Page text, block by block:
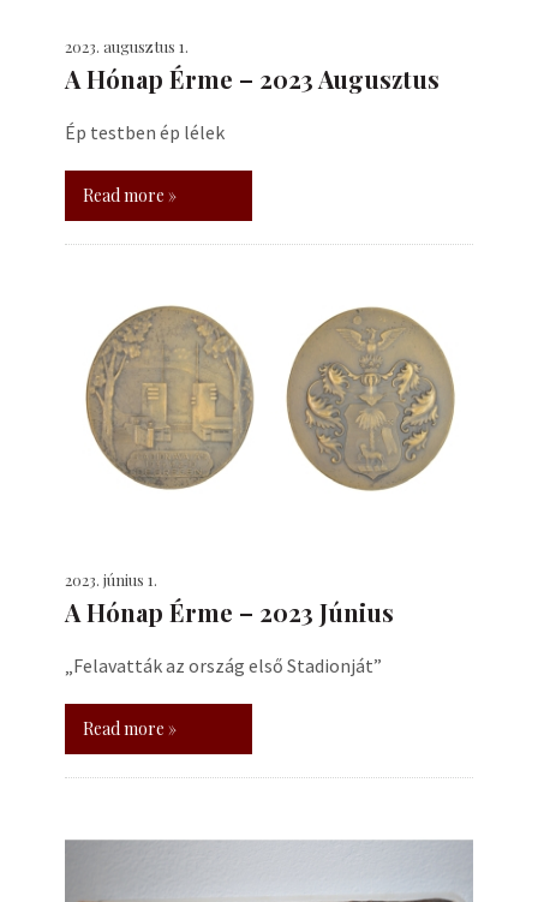
2023. augusztus 1.
A Hónap Érme – 2023 Augusztus
Ép testben ép lélek
Read more »
2023. június 1.
A Hónap Érme – 2023 Június
„Felavatták az ország első Stadionját”
Read more »